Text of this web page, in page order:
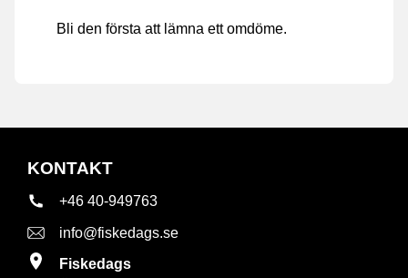
Bli den första att lämna ett omdöme.
KONTAKT
+46 40-949763
info@fiskedags.se
Fiskedags